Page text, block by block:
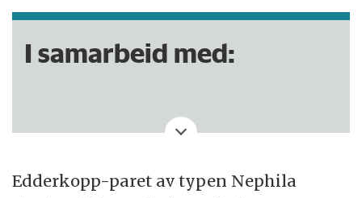
I samarbeid med:
Denne saken er produsert av NRK.
Edderkopp-paret av typen Nephila